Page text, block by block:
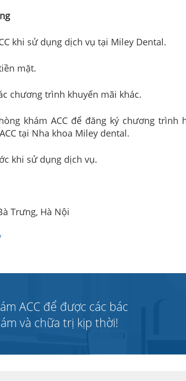
khi sử dụng dịch vụ tại Miley Dental.
mặt.
chương trình khuyến mãi khác.
khám ACC để đăng ký chương trình
tại Nha khoa Miley dental.
khi sử dụng dịch vụ.
Trưng, Hà Nội
ACC để được các bác
và chữa trị kịp thời!